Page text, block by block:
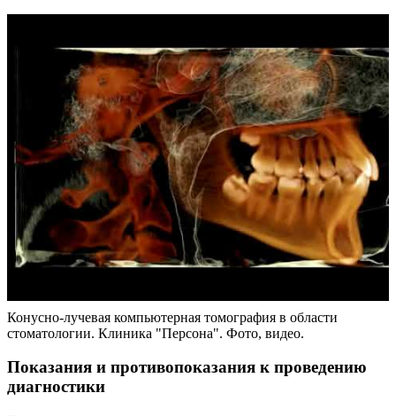
Конусно-лучевая компьютерная томография в области
стоматологии. Клиника "Персона". Фото, видео.
Показания и противопоказания к проведению
диагностики